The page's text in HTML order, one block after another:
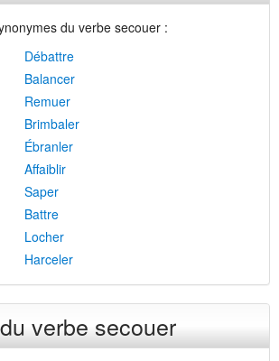
du verbe secouer :
Débattre
Balancer
Remuer
Brimbaler
Ébranler
Affaiblir
Saper
Battre
Locher
Harceler
verbe secouer